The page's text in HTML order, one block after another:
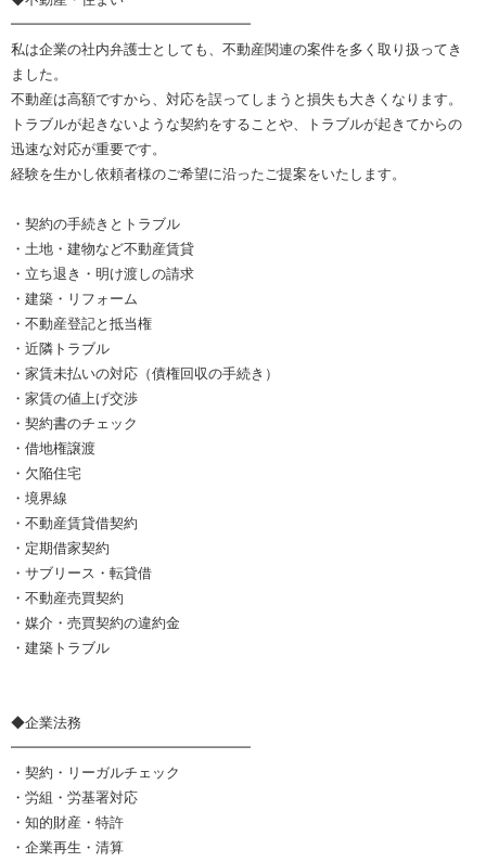
━━━━━━━━━━━━━━━━━
私は企業の社内弁護士としても、不動産関連の案件を多く取り扱ってき
ました。
不動産は高額ですから、対応を誤ってしまうと損失も大きくなります。
トラブルが起きないような契約をすることや、トラブルが起きてからの
迅速な対応が重要です。
経験を生かし依頼者様のご希望に沿ったご提案をいたします。
・契約の手続きとトラブル
・土地・建物など不動産賃貸
・立ち退き・明け渡しの請求
・建築・リフォーム
・不動産登記と抵当権
・近隣トラブル
・家賃未払いの対応（債権回収の手続き）
・家賃の値上げ交渉
・契約書のチェック
・借地権譲渡
・欠陥住宅
・境界線
・不動産賃貸借契約
・定期借家契約
・サブリース・転貸借
・不動産売買契約
・媒介・売買契約の違約金
・建築トラブル
◆企業法務
━━━━━━━━━━━━━━━━━
・契約・リーガルチェック
・労組・労基署対応
・知的財産・特許
・企業再生・清算